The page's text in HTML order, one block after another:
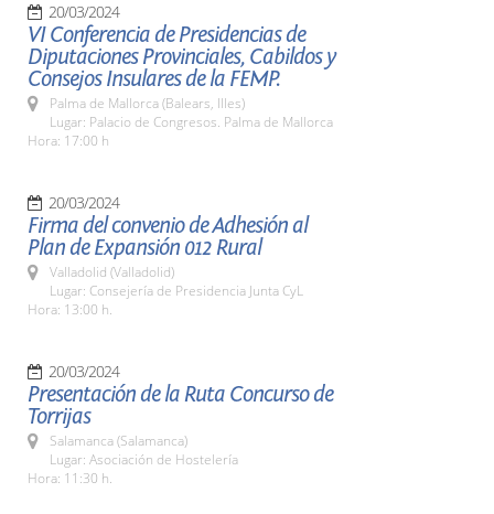
20/03/2024
VI Conferencia de Presidencias de
Diputaciones Provinciales, Cabildos y
Consejos Insulares de la FEMP.
Palma de Mallorca (Balears, Illes)
Lugar: Palacio de Congresos. Palma de Mallorca
Hora: 17:00 h
20/03/2024
Firma del convenio de Adhesión al
Plan de Expansión 012 Rural
Valladolid (Valladolid)
Lugar: Consejería de Presidencia Junta CyL
Hora: 13:00 h.
20/03/2024
Presentación de la Ruta Concurso de
Torrijas
Salamanca (Salamanca)
Lugar: Asociación de Hostelería
Hora: 11:30 h.